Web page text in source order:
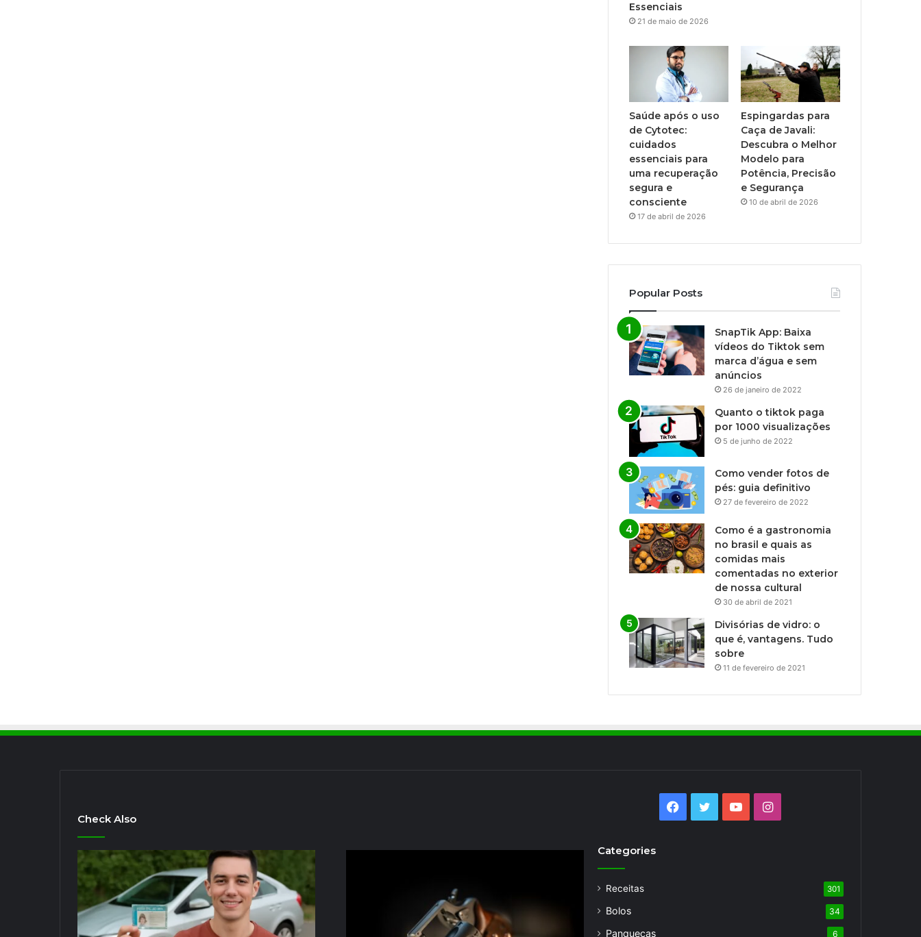
Essenciais
21 de maio de 2026
Saúde após o uso
de Cytotec:
cuidados
essenciais para
uma recuperação
segura e
consciente
17 de abril de 2026
Espingardas para
Caça de Javali:
Descubra o Melhor
Modelo para
Potência, Precisão
e Segurança
10 de abril de 2026
Popular Posts
SnapTik App: Baixa
vídeos do Tiktok sem
marca d’água e sem
anúncios
26 de janeiro de 2022
Quanto o tiktok paga
por 1000 visualizações
5 de junho de 2022
Como vender fotos de
pés: guia definitivo
27 de fevereiro de 2022
Como é a gastronomia
no brasil e quais as
comidas mais
comentadas no exterior
de nossa cultural
30 de abril de 2021
Divisórias de vidro: o
que é, vantagens. Tudo
sobre
11 de fevereiro de 2021
Check Also
Facebook
TwitterYouTubeInstagram
Categories
Receitas 301
Bolos 34
Panquecas 6